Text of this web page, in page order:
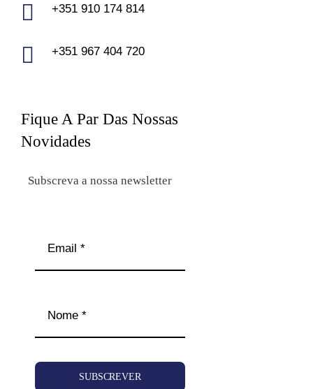
+351 910 174 814
+351 967 404 720
Fique A Par Das Nossas
Novidades
Subscreva a nossa newsletter
SUBSCREVER